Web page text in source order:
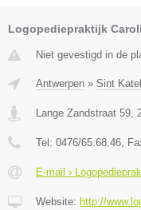
Logopediepraktijk
Niet gevestigd in de
Antwerpen » Sint
Lange Zandstraat 59,
Tel: 0476/65.68.46,
E-mail ›
Website: http://